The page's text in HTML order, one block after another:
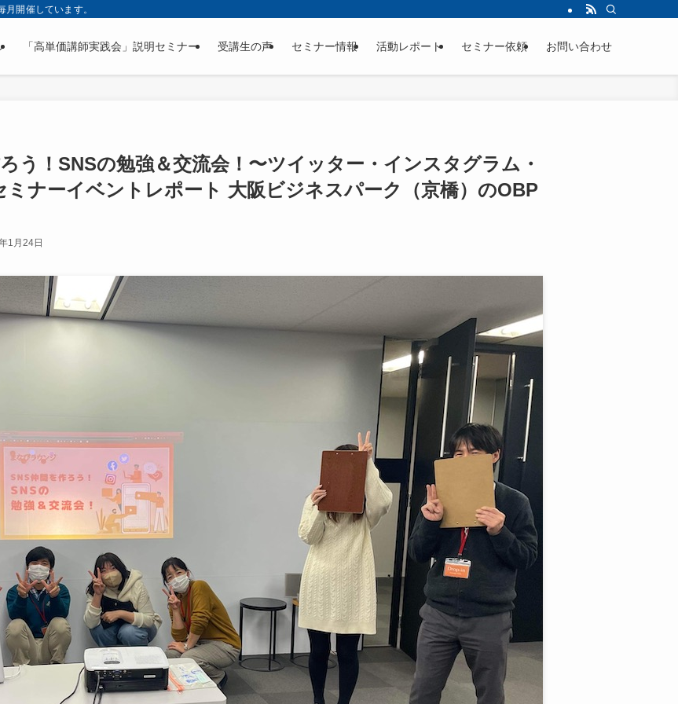
開催しています。
「高単価講師実践会」説明セミナー 受講生の声 セミナー情報 活動レポート セミナー依頼 お問い合わせ
ろう！SNSの勉強＆交流会！〜ツイッター・インスタグラム・
ナーイベントレポート 大阪ビジネスパーク（京橋）のOBP
1月24日